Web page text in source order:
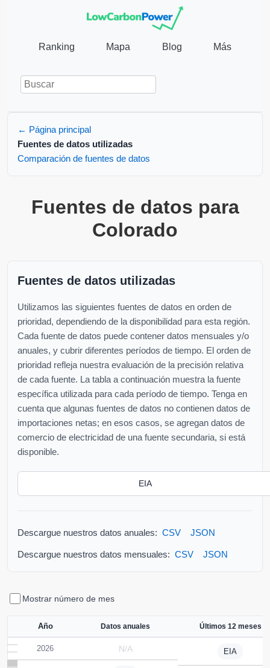
Ranking Mapa Blog Más
← Página principal
Fuentes de datos utilizadas
Comparación de fuentes de datos
Fuentes de datos para
Colorado
Fuentes de datos utilizadas
Utilizamos las siguientes fuentes de datos en orden de
prioridad, dependiendo de la disponibilidad para esta región.
Cada fuente de datos puede contener datos mensuales y/o
anuales, y cubrir diferentes períodos de tiempo. El orden de
prioridad refleja nuestra evaluación de la precisión relativa
de cada fuente. La tabla a continuación muestra la fuente
específica utilizada para cada período de tiempo. Tenga en
cuenta que algunas fuentes de datos no contienen datos de
importaciones netas; en esos casos, se agregan datos de
comercio de electricidad de una fuente secundaria, si está
disponible.
EIA
Descargue nuestros datos anuales: CSV JSON
Descargue nuestros datos mensuales: CSV JSON
Mostrar número de mes
Año Datos anuales Últimos 12 meses
2026 N/A EIA